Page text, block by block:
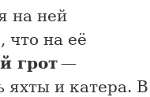
на ней
что на её
грот—
яхты и катера. В